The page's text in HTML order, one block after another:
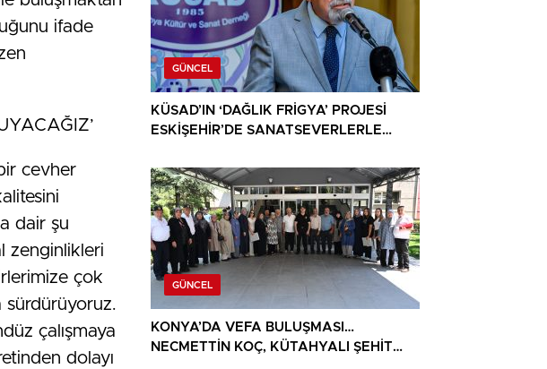
ifade
cevher
dair şu
zenginlikleri
çok
sürdürüyoruz.
çalışmaya
dolayı
GÜNCEL
KÜSAD’IN ‘DAĞLIK FRİGYA’ PROJESİ
ESKİŞEHİR’DE SANATSEVERLERLE
GÜNCEL
KONYA’DA VEFA BULUŞMASI…
NECMETTİN KOÇ, KÜTAHYALI ŞEHİT